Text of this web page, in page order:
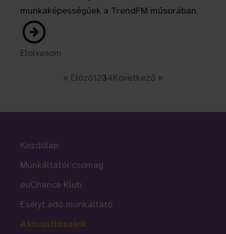
munkaképességűek a TrendFM műsorában.
Elolvasom
« Előző1234Következő »
Kezdőlap
Munkáltatói csomag
euChance Klub
Esélyt adó munkáltató
Aktualitásaink